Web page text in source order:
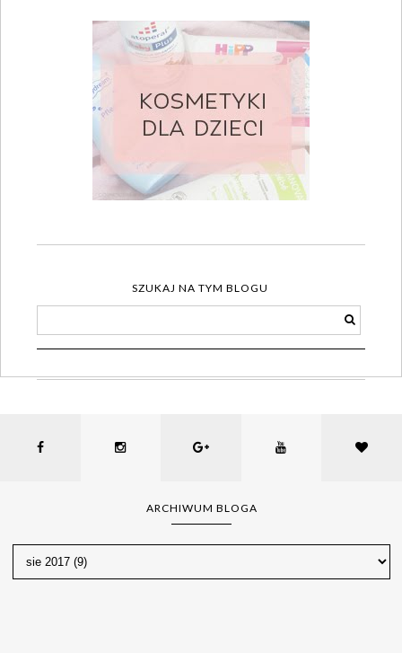
SZUKAJ NA TYM BLOGU
ARCHIWUM BLOGA